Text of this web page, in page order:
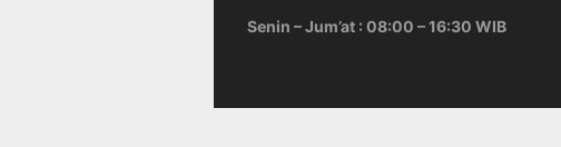
Senin – Jum’at : 08:00 – 16:30 WIB